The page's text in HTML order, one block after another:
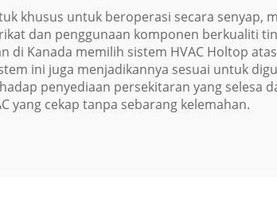
khusus untuk beroperasi secara
dan penggunaan komponen berkualiti
di Kanada memilih sistem HVAC Holtop
ini juga menjadikannya sesuai untuk
penyediaan persekitaran yang selesa
yang cekap tanpa sebarang kelemahan.